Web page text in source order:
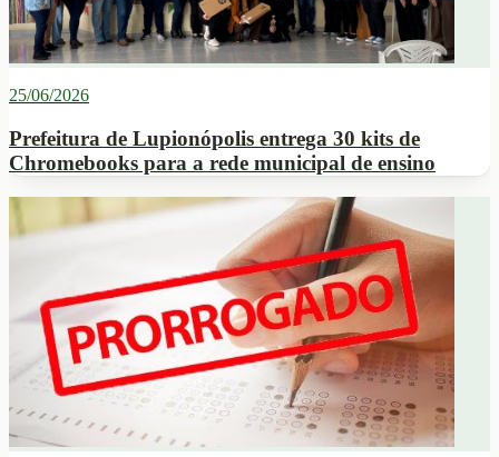
25/06/2026
Prefeitura de Lupionópolis entrega 30 kits de
Chromebooks para a rede municipal de ensino